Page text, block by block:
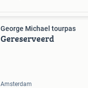
George Michael tourpas
Gereserveerd
Amsterdam